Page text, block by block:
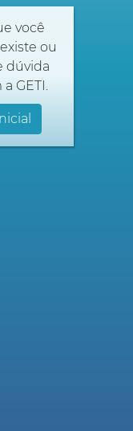
você
ou
dúvida
GETI.